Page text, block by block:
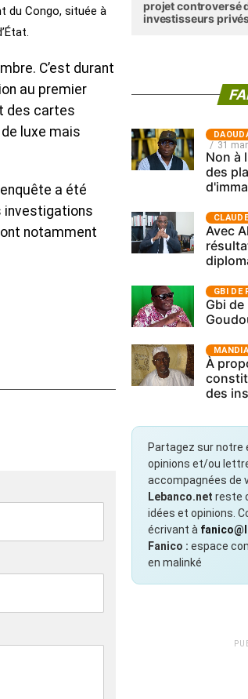
du Congo, située à
C’est durant
au premier
des cartes
luxe mais
a été
investigations
notamment
projet controversé
investisseurs
31
Non à
des
Avec
GBI DE
Gbi de
À
des
Partagez sur notre
opinions et/ou
accompagnées de
Lebanco.net reste
idées et opinions.
écrivant à
Fanico : espace
en malinké